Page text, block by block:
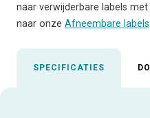
naar verwijderbare labels
naar onze Afneembare labels
SPECIFICATIES